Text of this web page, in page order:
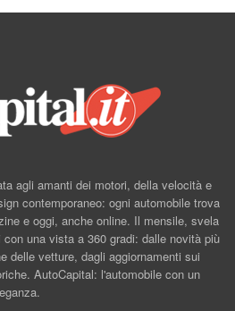
agli amanti dei motori, della velocità e
contemporaneo: ogni automobile trova
e oggi, anche online. Il mensile, svela
una vista a 360 gradi: dalle novità più
delle vetture, dagli aggiornamenti sui
AutoCapital: l'automobile con un